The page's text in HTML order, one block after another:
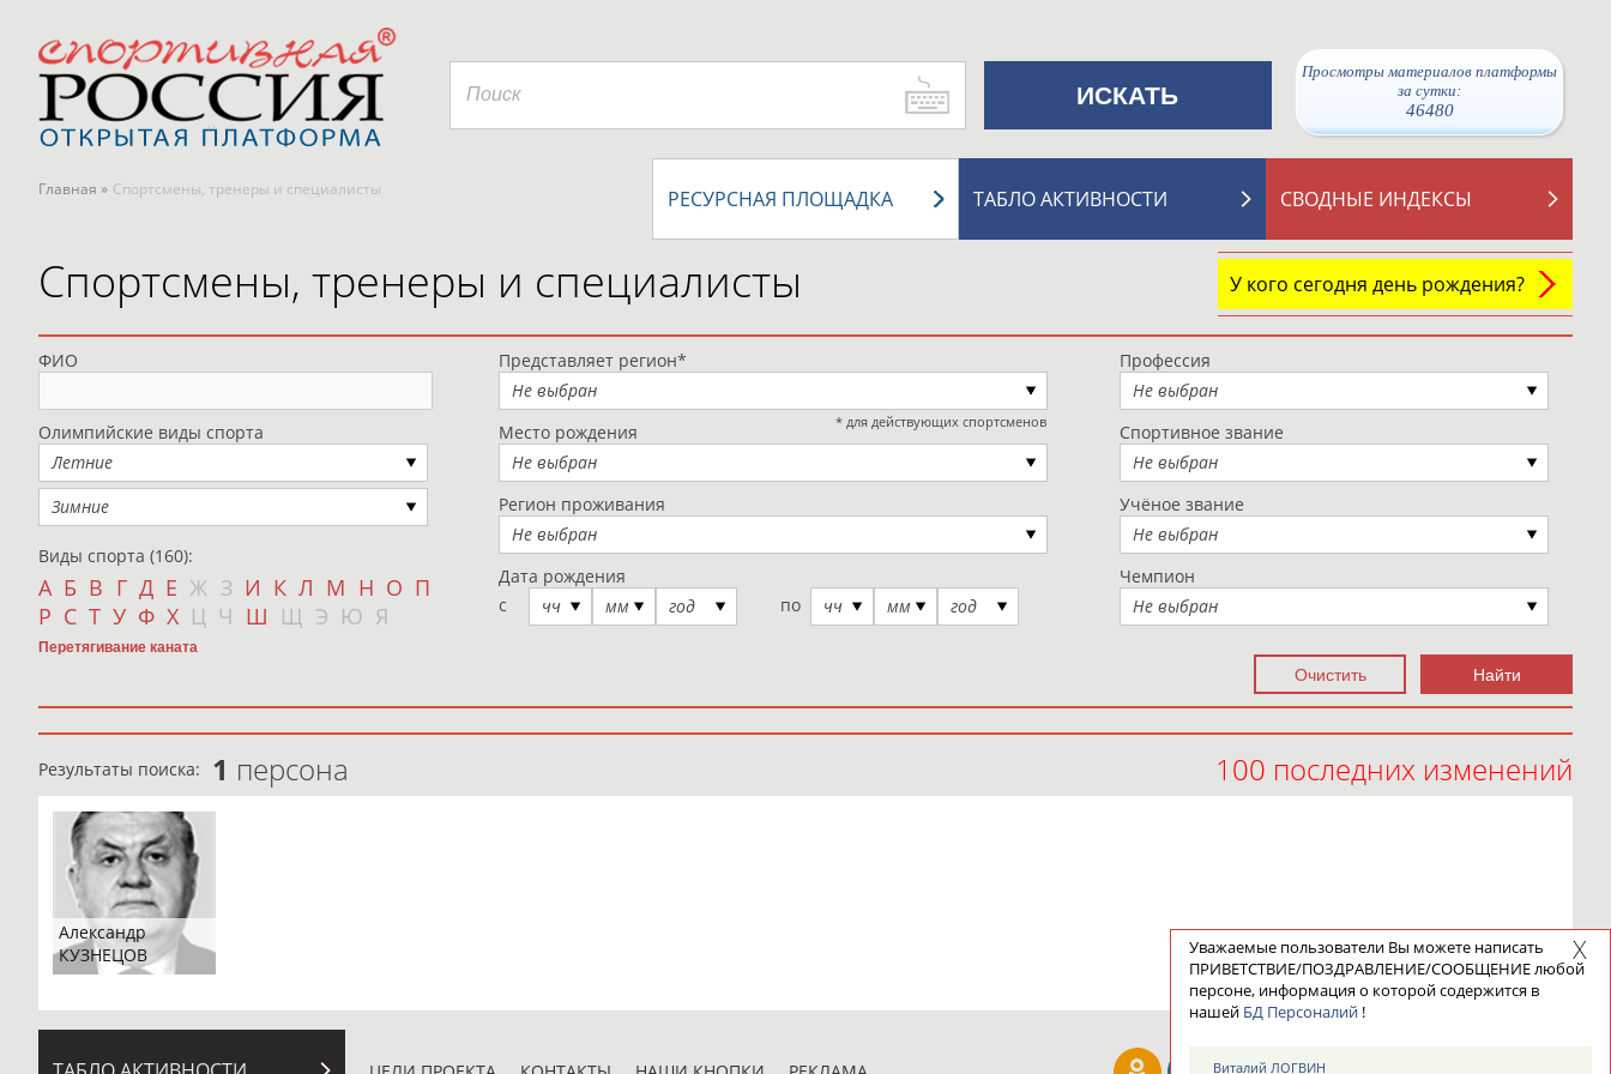
Просмотры материалов платформы
за сутки:
46480
Главная » Спортсмены, тренеры и специалисты СВОДНЫЕ ИНДЕКСЫ
ТАБЛО АКТИВНОСТИ
РЕСУРСНАЯ ПЛОЩАДКА
У кого сегодня день рождения?
Спортсмены, тренеры и специалисты
ФИО
Олимпийские виды спорта
Летние
Зимние
Виды спорта (160):
А Б В Г Д Е Ж З И К Л М Н О П
Р С Т У Ф Х Ц Ч Ш Щ Э Ю Я
Перетягивание каната
Представляет регион*
Не выбран
* для действующих спортсменов
Место рождения
Не выбран
Регион проживания
Не выбран
Дата рождения
с
чч мм год по чч мм год
Профессия
Не выбран
Спортивное звание
Не выбран
Учёное звание
Не выбран
Чемпион
Не выбран
Результаты поиска: 1 персона 100 последних изменений
Александр
КУЗНЕЦОВ
Уважаемые пользователи Вы можете написать
ПРИВЕТСТВИЕ/ПОЗДРАВЛЕНИЕ/СООБЩЕНИЕ любой
персоне, информация о которой содержится в
нашей БД Персоналий !
Виталий ЛОГВИН